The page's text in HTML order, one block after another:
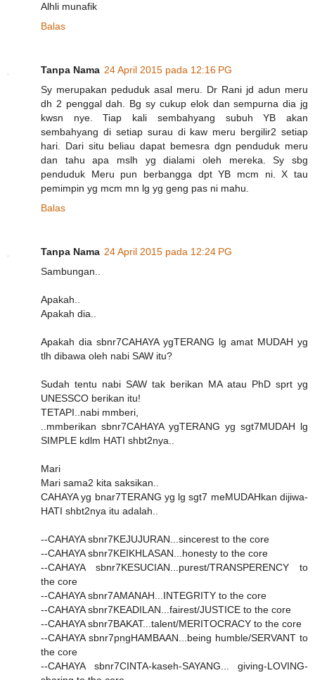
Alhli munafik
Balas
Tanpa Nama 24 April 2015 pada 12:16 PG
Sy merupakan peduduk asal meru. Dr Rani jd adun meru
dh 2 penggal dah. Bg sy cukup elok dan sempurna dia jg
kwsn nye. Tiap kali sembahyang subuh YB akan
sembahyang di setiap surau di kaw meru bergilir2 setiap
hari. Dari situ beliau dapat bemesra dgn penduduk meru
dan tahu apa mslh yg dialami oleh mereka. Sy sbg
penduduk Meru pun berbangga dpt YB mcm ni. X tau
pemimpin yg mcm mn lg yg geng pas ni mahu.
Balas
Tanpa Nama 24 April 2015 pada 12:24 PG
Sambungan..
Apakah..
Apakah dia..
Apakah dia sbnr7CAHAYA ygTERANG lg amat MUDAH yg
tlh dibawa oleh nabi SAW itu?
Sudah tentu nabi SAW tak berikan MA atau PhD sprt yg
UNESSCO berikan itu!
TETAPI..nabi mmberi,
..mmberikan sbnr7CAHAYA ygTERANG yg sgt7MUDAH lg
SIMPLE kdlm HATI shbt2nya..
Mari
Mari sama2 kita saksikan..
CAHAYA yg bnar7TERANG yg lg sgt7 meMUDAHkan dijiwa-
HATI shbt2nya itu adalah..
--CAHAYA sbnr7KEJUJURAN...sincerest to the core
--CAHAYA sbnr7KEIKHLASAN...honesty to the core
--CAHAYA sbnr7KESUCIAN...purest/TRANSPERENCY to
the core
--CAHAYA sbnr7AMANAH...INTEGRITY to the core
--CAHAYA sbnr7KEADILAN...fairest/JUSTICE to the core
--CAHAYA sbnr7BAKAT...talent/MERITOCRACY to the core
--CAHAYA sbnr7pngHAMBAAN...being humble/SERVANT to
the core
--CAHAYA sbnr7CINTA-kaseh-SAYANG... giving-LOVING-